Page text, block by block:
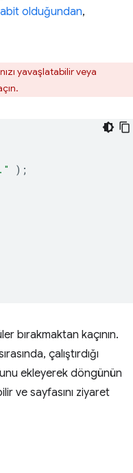
olduğundan,
yavaşlatabilir veya
);
bırakmaktan kaçının.
çalıştırdığı
ekleyerek döngünün
ve sayfasını ziyaret